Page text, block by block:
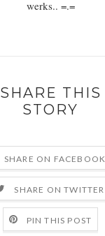
werks.. =.=
SHARE THIS
STORY
SHARE ON FACEBOOK
SHARE ON TWITTER
PIN THIS POST